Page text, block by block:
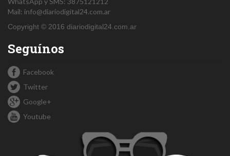
Mail: info@diariodigital24.com.ar
Copyright © 2016 diariodigital24.com.ar
Seguínos
Facebook
Twitter
Google+
Youtube